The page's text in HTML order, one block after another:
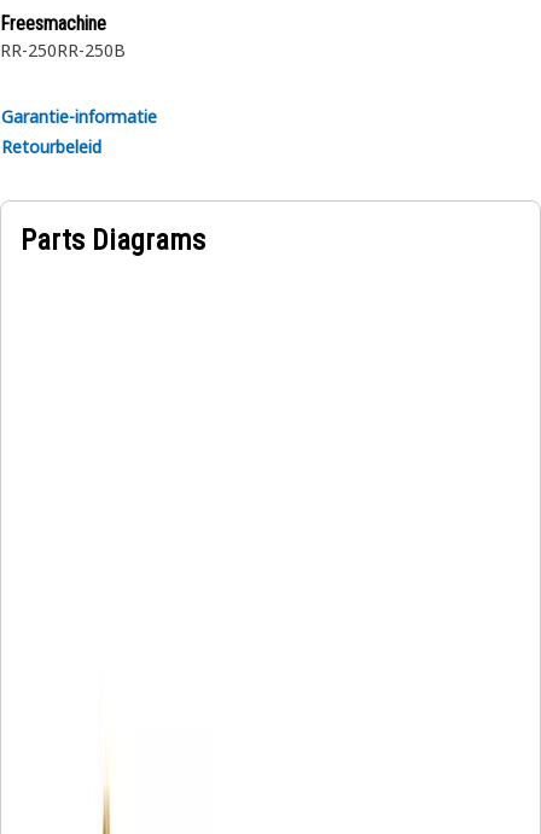
Freesmachine
RR-250RR-250B
Garantie-informatie
Retourbeleid
Parts Diagrams